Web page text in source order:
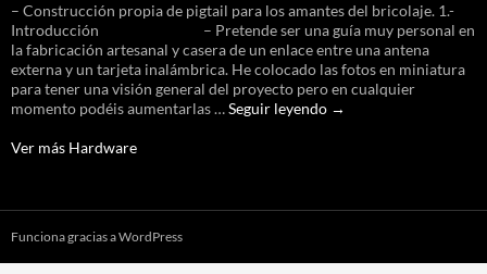
– Construcción propia de pigtail para los amantes del bricolaje. 1.-
Introducción – Pretende ser una guía muy personal en
la fabricación artesanal y casera de un enlace entre una antena
externa y un tarjeta inalámbrica. He colocado las fotos en miniatura
para tener una visión general del proyecto pero en cualquier
momento podéis aumentarlas …Seguir leyendo Fabricación
ultimo
→
Ver más Hardware
Funciona gracias a WordPress